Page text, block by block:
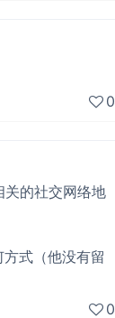
0
关的社交网络地
式（他没有留
0